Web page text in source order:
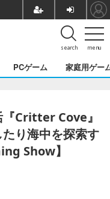
menu
search
PCゲーム 家庭用ゲー
Critter Cove』
り海中を探索す
Show】